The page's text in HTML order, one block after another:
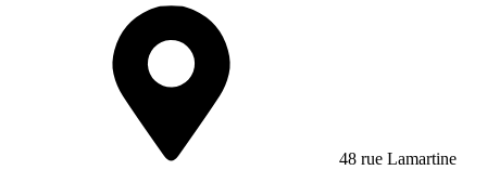
48 rue Lamartine